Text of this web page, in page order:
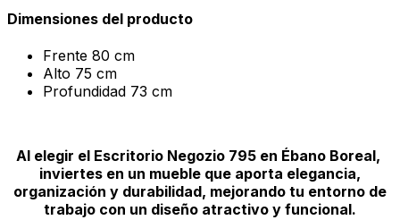
Dimensiones del producto
Frente 80 cm
Alto 75 cm
Profundidad 73 cm
Al elegir el Escritorio Negozio 795 en Ébano Boreal,
inviertes en un mueble que aporta elegancia,
organización y durabilidad, mejorando tu entorno de
trabajo con un diseño atractivo y funcional.